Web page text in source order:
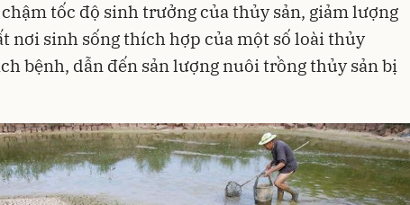
tốc độ sinh trưởng của thủy sản, giảm lượng
nơi sinh sống thích hợp của một số loài thủy
bệnh, dẫn đến sản lượng nuôi trồng thủy sản bị